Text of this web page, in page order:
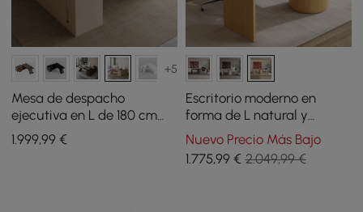
+5
Mesa de despacho
ejecutiva en L de 180 cm
con ala derecha blanco
lavado
1.999,99 €
Escritorio moderno en
forma de L natural y
blanco y con conjunto de
sillas de oficina para el
hogar y oficina en color
Nuevo Precio Más Bajo
1.775,99€ 2.049,99 €